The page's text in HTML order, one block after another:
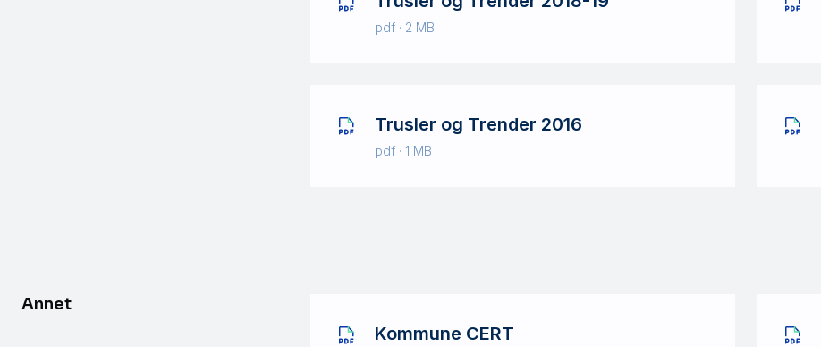
pdf · 2 MB
Trusler og Trender 2016
pdf · 1 MB
Annet
Kommune CERT